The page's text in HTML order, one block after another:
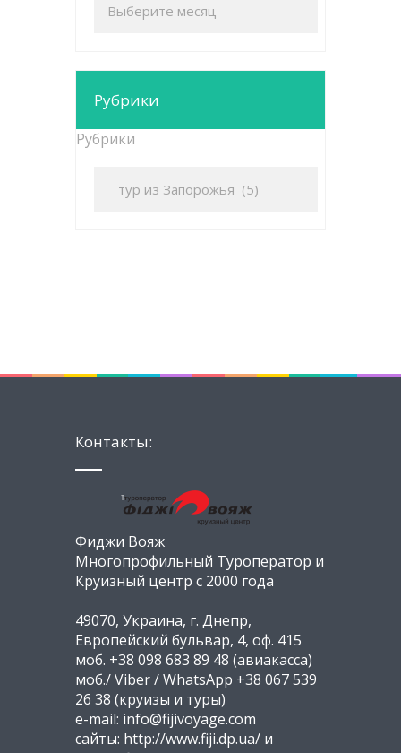
Рубрики
Рубрики
Контакты:
Фиджи Вояж
Многопрофильный Туроператор и
Круизный центр с 2000 года
49070, Украина, г. Днепр,
Европейский бульвар, 4, оф. 415
моб. +38 098 683 89 48 (авиакасса)
моб./ Viber / WhatsApp +38 067 539
26 38 (круизы и туры)
e-mail: info@fijivoyage.com
сайты: http://www.fiji.dp.ua/ и